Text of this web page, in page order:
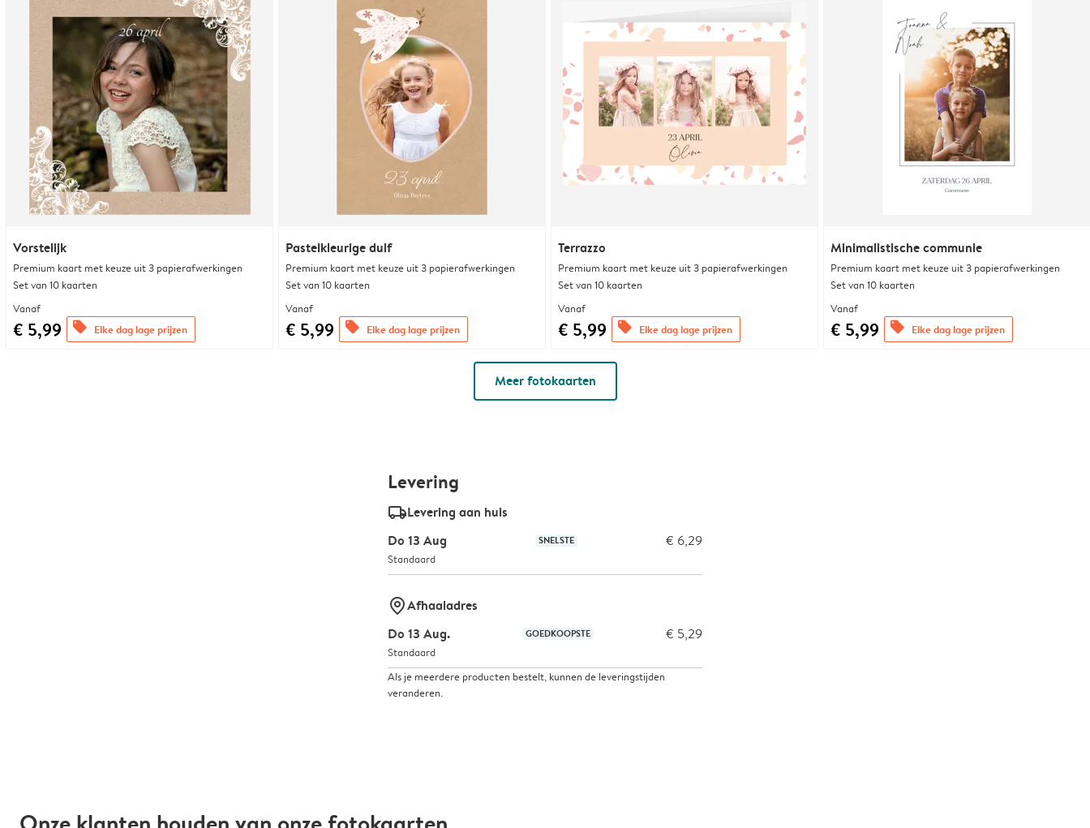
Vorstelijk
Premium kaart met keuze uit 3 papierafwerkingen
Set van 10 kaarten
Vanaf
€ 5,99 offers Elke dag lage prijzen
Pastelkleurige duif
Premium kaart met keuze uit 3 papierafwerkingen
Set van 10 kaarten
Vanaf
€ 5,99 offers Elke dag lage prijzen
Terrazzo
Premium kaart met keuze uit 3 papierafwerkingen
Set van 10 kaarten
Vanaf
€ 5,99 offers Elke dag lage prijzen
Minimalistische communie
Premium kaart met keuze uit 3 papierafwerkingen
Set van 10 kaarten
Vanaf
€ 5,99 offers Elke dag lage prijzen
Meer fotokaarten
Levering
delivery_standard_v2Levering aan huis
Do 13 Aug
SNELSTE € 6,29
Standaard
marker-pinAfhaaladres
Do 13 Aug.
GOEDKOOPSTE € 5,29
Standaard
Als je meerdere producten bestelt, kunnen de leveringstijden
veranderen.